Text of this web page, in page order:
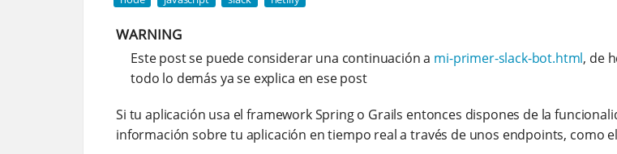
WARNING
Este post se puede considerar una continuación a mi-primer-slack-bot.html, de
todo lo demás ya se explica en ese post
Si tu aplicación usa el framework Spring o Grails entonces dispones de la
información sobre tu aplicación en tiempo real a través de unos endpoints, como